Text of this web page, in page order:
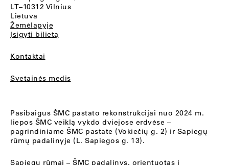
LT–10312 Vilnius
Lietuva
Žemėlapyje
Įsigyti bilietą
Kontaktai
Svetainės medis
Pasibaigus ŠMC pastato rekonstrukcijai nuo 2024 m.
liepos ŠMC veiklą vykdo dviejose erdvėse –
pagrindiniame ŠMC pastate (Vokiečių g. 2) ir Sapiegų
rūmų padalinyje (L. Sapiegos g. 13).
Sapiegų rūmai – ŠMC padalinys, orientuotas į